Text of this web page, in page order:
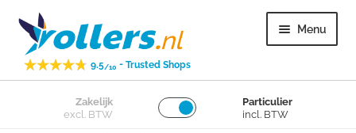
Ga
door
naar
navigatie
Ga
naar
de
inhoud
9.5/10 - Trusted Shops
Menu
Zwenkwielen
Zakelijk
excl. BTW
Particulier
incl. BTW